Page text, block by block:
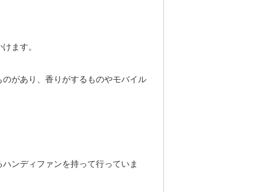
ます。
があり、香りがするものやモバイル
ンディファンを持って行っていま